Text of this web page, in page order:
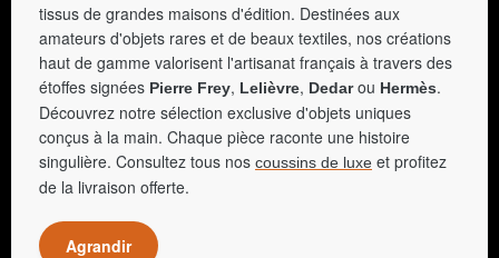
tissus de grandes maisons d'édition. Destinées aux
amateurs d'objets rares et de beaux textiles, nos créations
haut de gamme valorisent l'artisanat français à travers des
étoffes signées Pierre Frey, Lelièvre, Dedarou Hermès.
Découvrez notre sélection exclusive d'objets uniques
conçus à la main. Chaque pièce raconte une histoire
singulière. Consultez tous nos coussins de luxe et profitez
de la livraison offerte.
Agrandir